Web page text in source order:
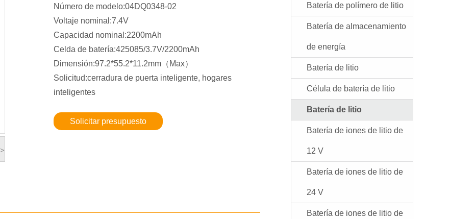
Número de modelo:04DQ0348-02
Voltaje nominal:7.4V
Capacidad nominal:2200mAh
Celda de batería:425085/3.7V/2200mAh
Dimensión:97.2*55.2*11.2mm（Max）
Solicitud:cerradura de puerta inteligente, hogares
inteligentes
Solicitar presupuesto
>
Batería de polímero de litio
Batería de almacenamiento
de energía
Batería de litio
Célula de batería de litio
Batería de litio
Batería de iones de litio de
12 V
Batería de iones de litio de
24 V
Batería de iones de litio de